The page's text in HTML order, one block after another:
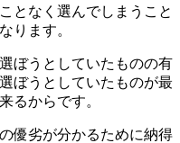
となく選んでしまうこと
ります。
ぼうとしていたものの有
ぼうとしていたものが最
るからです。
優劣が分かるために納得